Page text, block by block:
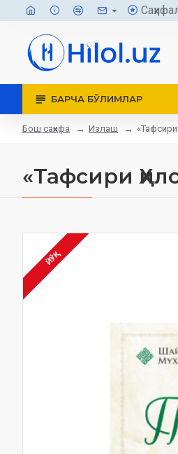
БАРЧА БЎЛИМЛАР
Бош саҳифа Излаш
«Тафсири
ЙЎҚ